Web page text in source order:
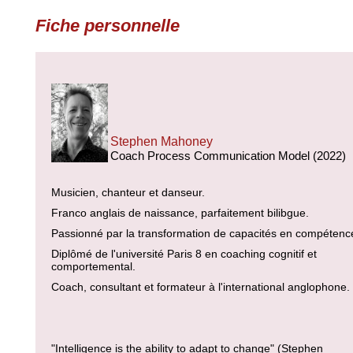
Fiche personnelle
Stephen Mahoney
Coach Process Communication Model (2022)
Musicien, chanteur et danseur.
Franco anglais de naissance, parfaitement bilibgue.
Passionné par la transformation de capacités en
Diplômé de l'université Paris 8 en coaching cognitif et
comportemental.
Coach, consultant et formateur à l'international anglophone.
"Intelligence is the ability to adapt to change" (Stephen